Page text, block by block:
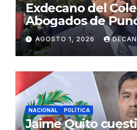
Exdecano del
Abogados de
propuestas sobre
ciudadana
AGOSTO 1, 2026
NACIONAL POLÍTICA
Jaime Quito